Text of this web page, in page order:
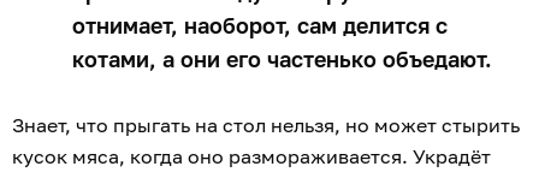
отнимает, наоборот, сам делится с
котами, а они его частенько объедают.
Знает, что прыгать на стол нельзя, но может стырить
кусок мяса, когда оно размораживается. Украдёт